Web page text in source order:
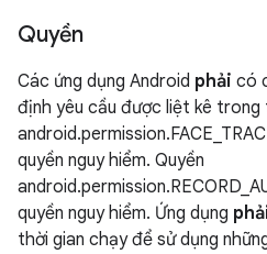
Quyền
Các ứng dụng Android phải có
định yêu cầu được liệt kê trong
quyền nguy hiểm. Quyền
quyền nguy hiểm. Ứng dụng
thời gian chạy để sử dụng